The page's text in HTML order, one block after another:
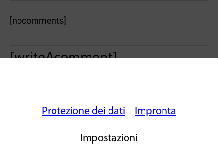
[nocomments]
[writeAcomment]
Protezione dei dati Impronta
Impostazioni